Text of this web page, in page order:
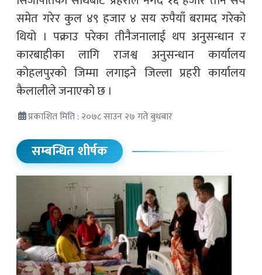
समेत गरेर कुल ४९ हजार ४ सय रुपैयाँ बरामद गरेको
थियो । पक्राउ परेका तीनैजनालाई थप अनुसन्धान र
कारबाहीका लागि राजश्व अनुसन्धान कार्यालय
कोहलपुरको जिम्मा लगाइने जिल्ला प्रहरी कार्यालय
कैलालीले जनाएको छ ।
प्रकाशित मिति : २०७८ साउन २७ गते बुधबार
सम्बन्धित शीर्षक